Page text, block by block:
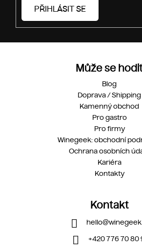
PŘIHLÁSIT SE
Může se
Blog
Doprava / Shipping
Kamenný obchod
Pro gastro
Pro firmy
Winegeek: obchodní
Ochrana osobních
Kariéra
Kontakty
Kontakt
hello@
+420 776 70 80